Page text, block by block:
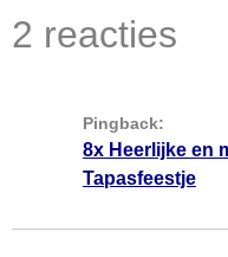
2 reacties
Pingback:
8x Heerlijke en
Tapasfeestje